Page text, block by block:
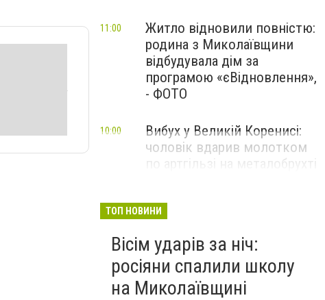
Житло відновили повністю:
родина з Миколаївщини
відбудувала дім за
програмою «єВідновлення»,
- ФОТО
11:00
Вибух у Великій Коренисі:
чоловік вдарив молотком
по артгільзі на металобрухті
10:00
ТОП НОВИНИ
Вісім ударів за ніч:
росіяни спалили школу
на Миколаївщині